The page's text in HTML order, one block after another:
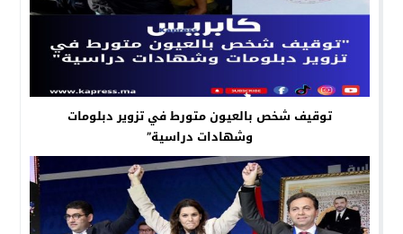
توقيف شخص بالعيون متورط في تزوير دبلومات
وشهادات دراسية”